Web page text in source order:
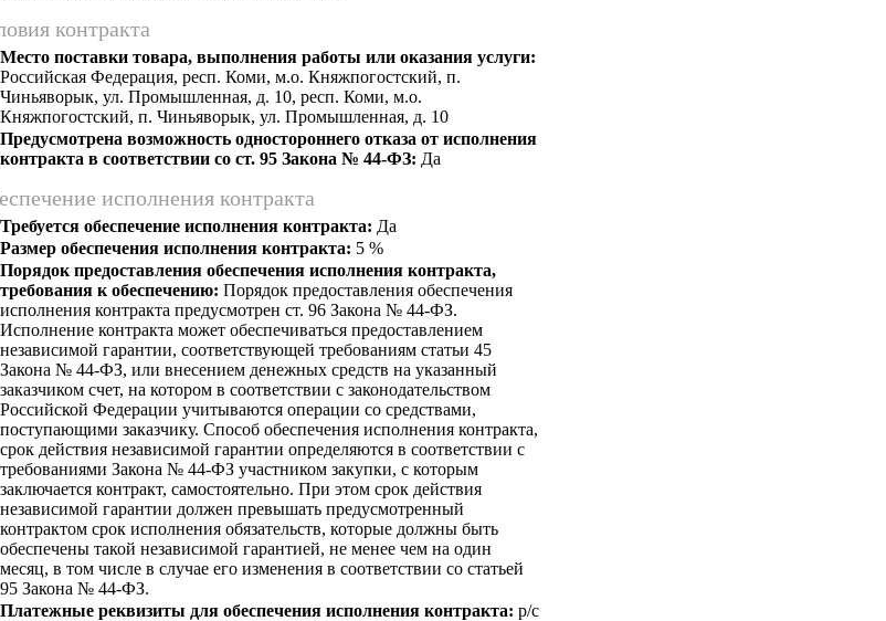
контракта
Место поставки товара, выполнения работы или оказания услуги:
Российская Федерация, респ. Коми, м.о. Княжпогостский, п.
Чиньяворык, ул. Промышленная, д. 10, респ. Коми, м.о.
Княжпогостский, п. Чиньяворык, ул. Промышленная, д. 10
Предусмотрена возможность одностороннего отказа от исполнения
контракта в соответствии со ст. 95 Закона № 44-ФЗ: Да
исполнения контракта
Требуется обеспечение исполнения контракта: Да
Размер обеспечения исполнения контракта: 5 %
Порядок предоставления обеспечения исполнения контракта,
требования к обеспечению: Порядок предоставления обеспечения
исполнения контракта предусмотрен ст. 96 Закона № 44-ФЗ.
Исполнение контракта может обеспечиваться предоставлением
независимой гарантии, соответствующей требованиям статьи 45
Закона № 44-ФЗ, или внесением денежных средств на указанный
заказчиком счет, на котором в соответствии с законодательством
Российской Федерации учитываются операции со средствами,
поступающими заказчику. Способ обеспечения исполнения контракта,
срок действия независимой гарантии определяются в соответствии с
требованиями Закона № 44-ФЗ участником закупки, с которым
заключается контракт, самостоятельно. При этом срок действия
независимой гарантии должен превышать предусмотренный
контрактом срок исполнения обязательств, которые должны быть
обеспечены такой независимой гарантией, не менее чем на один
месяц, в том числе в случае его изменения в соответствии со статьей
95 Закона № 44-ФЗ.
Платежные реквизиты для обеспечения исполнения контракта: p/c